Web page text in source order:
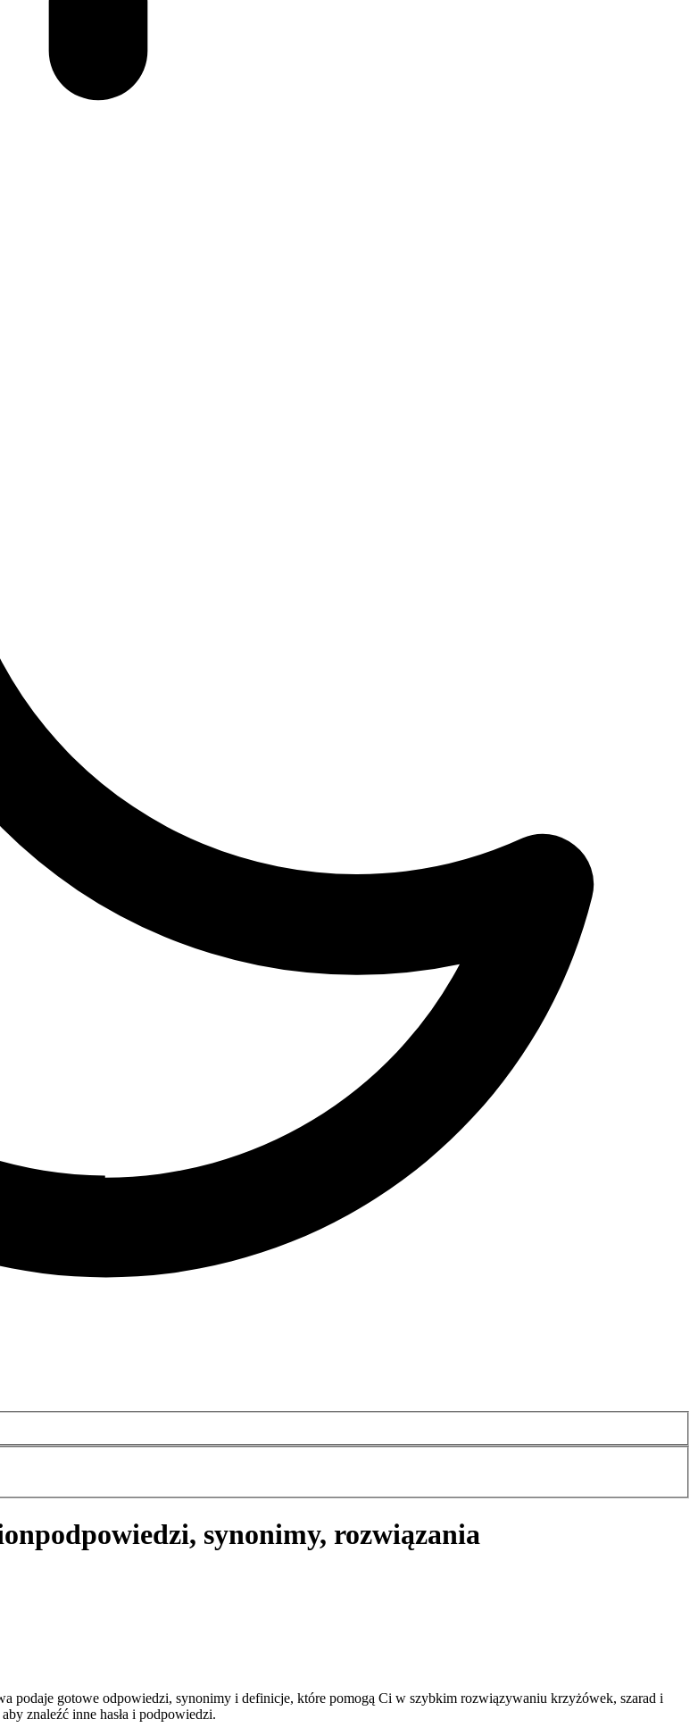
podpowiedzi, synonimy, rozwiązania
podaje gotowe odpowiedzi, synonimy i definicje, które pomogą Ci w szybkim rozwiązywaniu krzyżówek, szarad i
znaleźć inne hasła i podpowiedzi.